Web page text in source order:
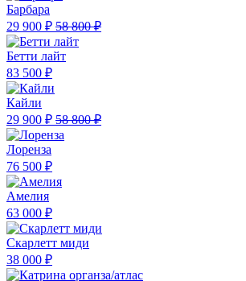
Барбара
29 900 ₽ 58 800 ₽
Бетти лайт
83 500 ₽
Кайли
29 900 ₽ 58 800 ₽
Лоренза
76 500 ₽
Амелия
63 000 ₽
Скарлетт миди
38 000 ₽